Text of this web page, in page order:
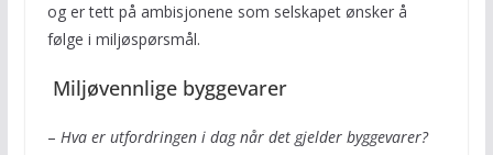
og er tett på ambisjonene som selskapet ønsker å
følge i miljøspørsmål.
Miljøvennlige byggevarer
– Hva er utfordringen i dag når det gjelder byggevarer?